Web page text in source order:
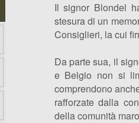
Il signor Blondel
stesura di un
Consiglieri, la cui
Da parte sua, il
e Belgio non si
comprendono
rafforzate dalla
della comunità